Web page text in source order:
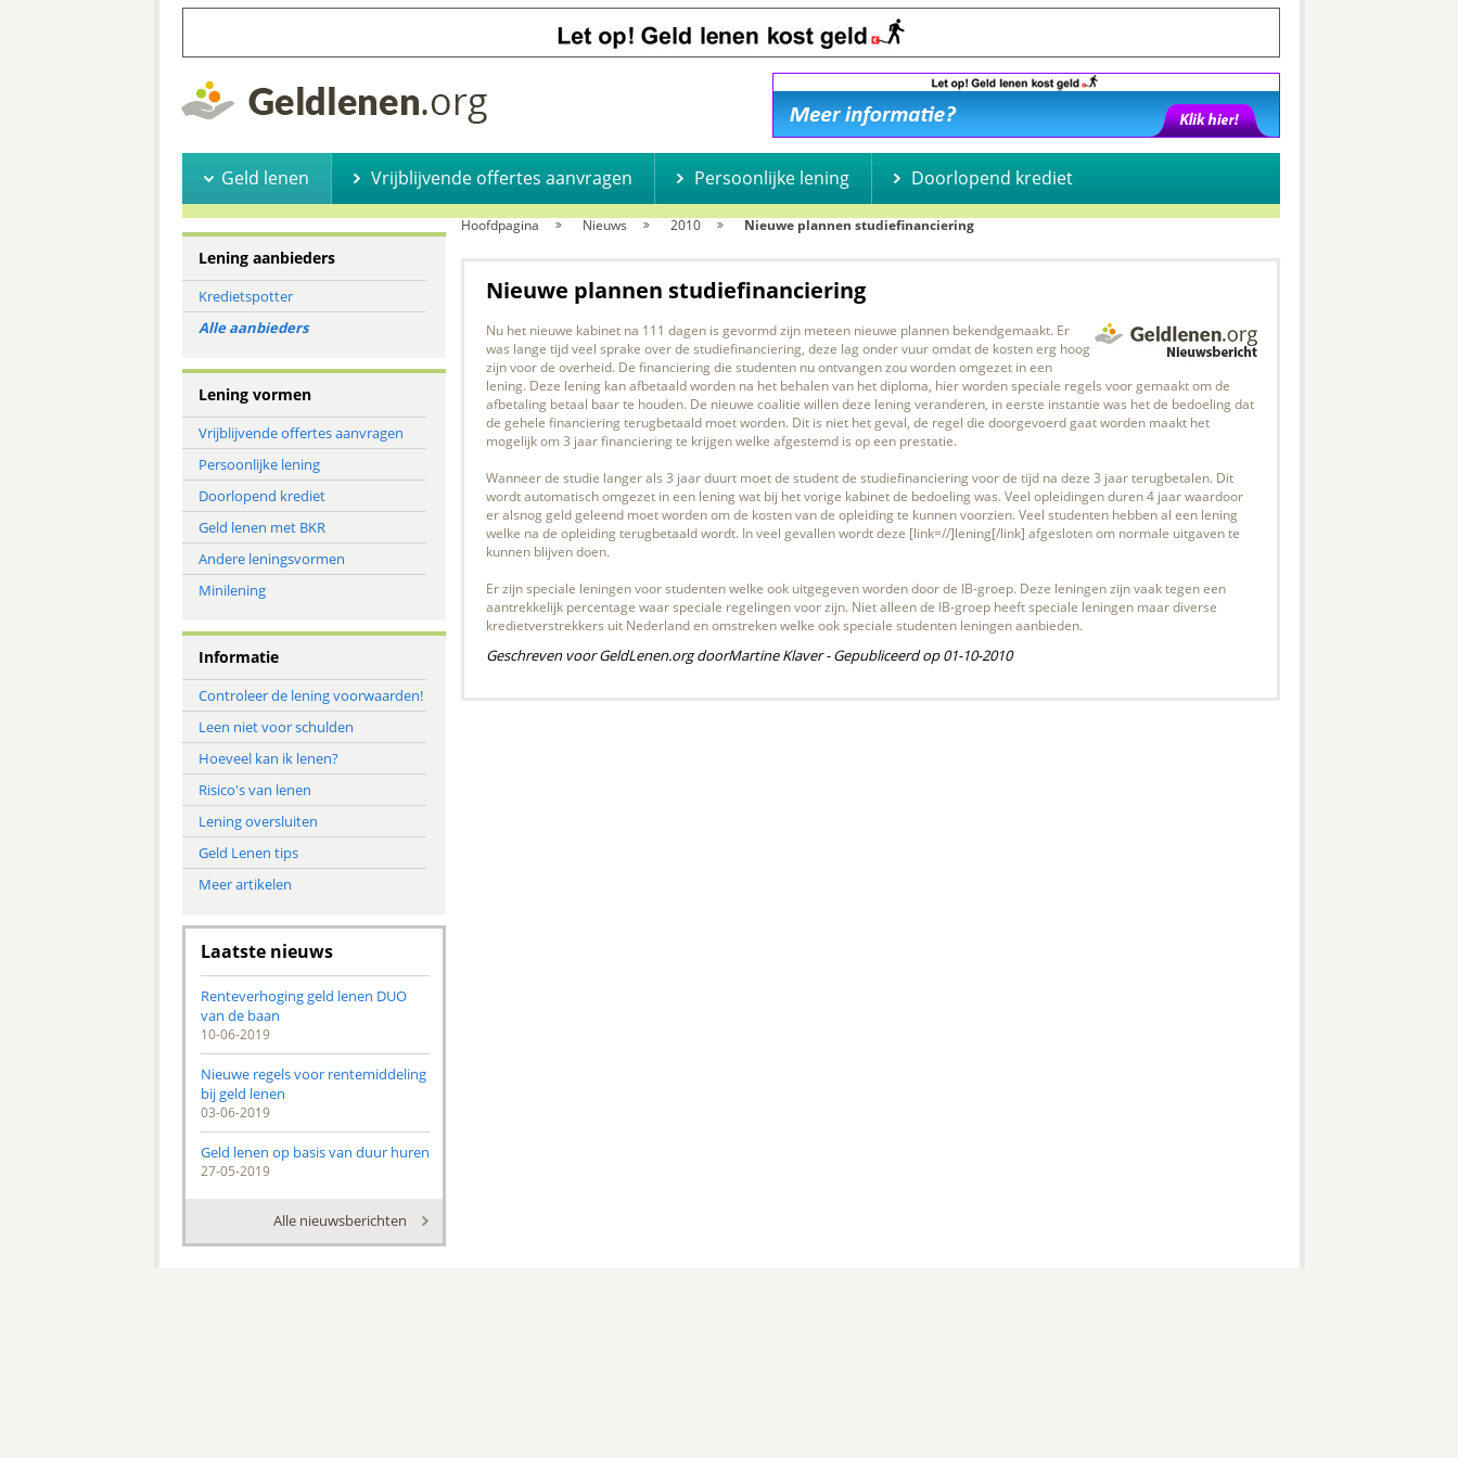
Geld lenen Vrijblijvende offertes aanvragen Persoonlijke lening Doorlopend krediet
Lening aanbieders
Kredietspotter
Alle aanbieders
Lening vormen
Vrijblijvende offertes aanvragen
Persoonlijke lening
Doorlopend krediet
Geld lenen met BKR
Andere leningsvormen
Minilening
Informatie
Controleer de lening voorwaarden!
Leen niet voor schulden
Hoeveel kan ik lenen?
Risico's van lenen
Lening oversluiten
Geld Lenen tips
Meer artikelen
Laatste nieuws
Renteverhoging geld lenen DUO
van de baan
10-06-2019
Nieuwe regels voor rentemiddeling
bij geld lenen
03-06-2019
Geld lenen op basis van duur huren
27-05-2019
Alle nieuwsberichten
Hoofdpagina Nieuws 2010 Nieuwe plannen studiefinanciering
Nieuwe plannen studiefinanciering
Nu het nieuwe kabinet na 111 dagen is gevormd zijn meteen nieuwe plannen bekendgemaakt. Er
was lange tijd veel sprake over de studiefinanciering, deze lag onder vuur omdat de kosten erg hoog
zijn voor de overheid. De financiering die studenten nu ontvangen zou worden omgezet in een
lening. Deze lening kan afbetaald worden na het behalen van het diploma, hier worden speciale regels voor gemaakt om de
afbetaling betaal baar te houden. De nieuwe coalitie willen deze lening veranderen, in eerste instantie was het de bedoeling dat
de gehele financiering terugbetaald moet worden. Dit is niet het geval, de regel die doorgevoerd gaat worden maakt het
mogelijk om 3 jaar financiering te krijgen welke afgestemd is op een prestatie.
Wanneer de studie langer als 3 jaar duurt moet de student de studiefinanciering voor de tijd na deze 3 jaar terugbetalen. Dit
wordt automatisch omgezet in een lening wat bij het vorige kabinet de bedoeling was. Veel opleidingen duren 4 jaar waardoor
er alsnog geld geleend moet worden om de kosten van de opleiding te kunnen voorzien. Veel studenten hebben al een lening
welke na de opleiding terugbetaald wordt. In veel gevallen wordt deze [link=//]lening[/link] afgesloten om normale uitgaven te
kunnen blijven doen.
Er zijn speciale leningen voor studenten welke ook uitgegeven worden door de IB-groep. Deze leningen zijn vaak tegen een
aantrekkelijk percentage waar speciale regelingen voor zijn. Niet alleen de IB-groep heeft speciale leningen maar diverse
kredietverstrekkers uit Nederland en omstreken welke ook speciale studenten leningen aanbieden.
Geschreven voor GeldLenen.org doorMartine Klaver- Gepubliceerd op 01-10-2010